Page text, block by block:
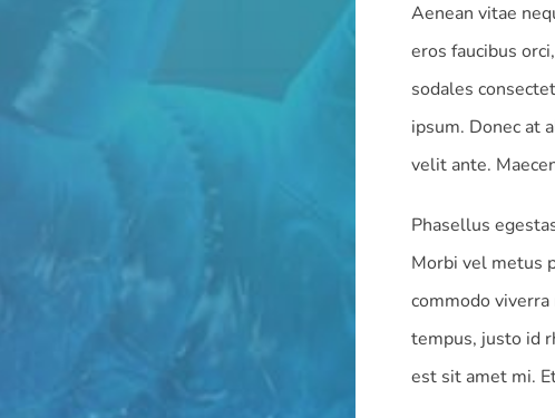
Aenean vitae
eros faucibus
sodales
ipsum. Donec at
velit ante.
Phasellus
Morbi vel metus
commodo
tempus, justo id
est sit amet mi.